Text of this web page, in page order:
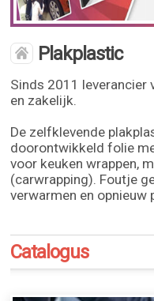
Plakplastic
Sinds 2011 leverancier
en zakelijk.
De zelfklevende
doorontwikkeld folie
voor keuken wrappen,
(carwrapping). Foutje
verwarmen en opnieuw
Catalogus